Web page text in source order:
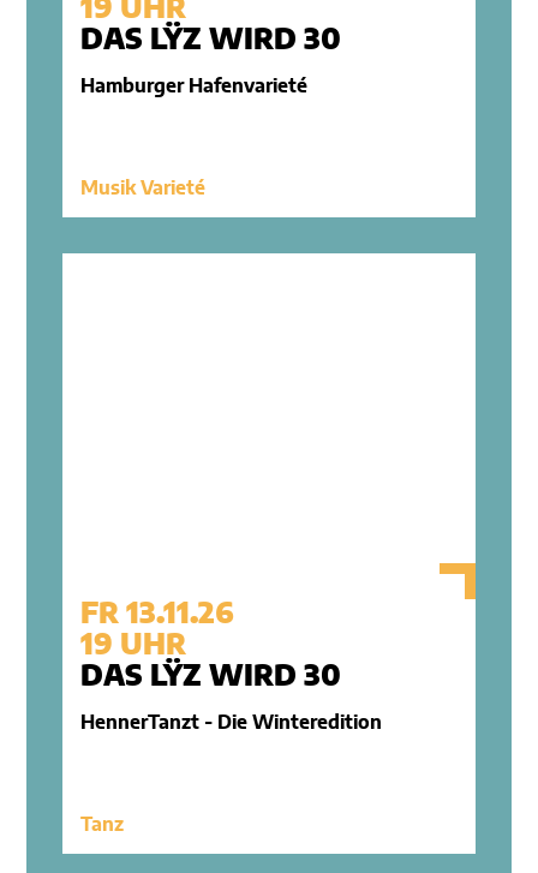
19 UHR
DAS LŸZ WIRD 30
Hamburger Hafenvarieté
Musik Varieté
FR 13.11.26
19 UHR
DAS LŸZ WIRD 30
HennerTanzt - Die Winteredition
Tanz